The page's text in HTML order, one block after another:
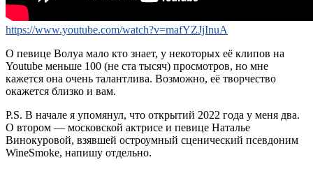
https://www.youtube.com/watch?v=mafYZJjInuA
О певице Волуа мало кто знает, у некоторых её клипов на
Youtube меньше 100 (не ста тысяч) просмотров, но мне
кажется она очень талантлива. Возможно, её творчество
окажется близко и вам.
P.S. В начале я упомянул, что открытий 2022 года у меня два.
О втором — московской актрисе и певице Наталье
Винокуровой, взявшей остроумный сценический псевдоним
WineSmoke, напишу отдельно.